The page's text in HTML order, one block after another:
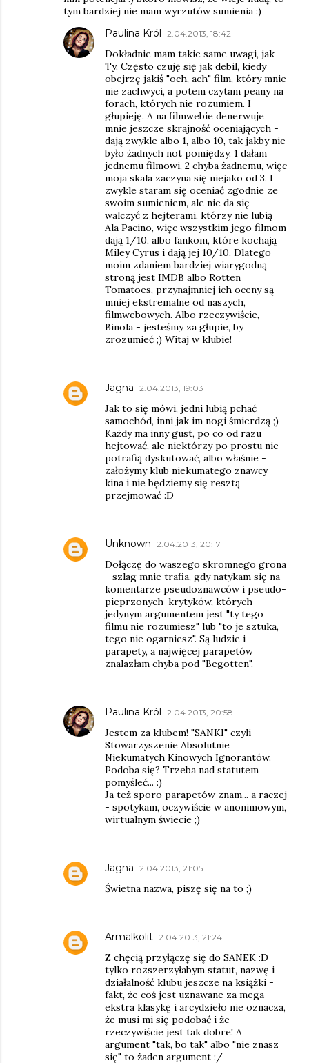
tym bardziej nie mam wyrzutów sumienia :)
Paulina Król 2.04.2013, 18:42
Dokładnie mam takie same uwagi, jak
Ty. Często czuję się jak debil, kiedy
obejrzę jakiś "och, ach" film, który mnie
nie zachwyci, a potem czytam peany na
forach, których nie rozumiem. I
głupieję. A na filmwebie denerwuje
mnie jeszcze skrajność oceniających -
dają zwykle albo 1, albo 10, tak jakby nie
było żadnych not pomiędzy. 1 dałam
jednemu filmowi, 2 chyba żadnemu, więc
moja skala zaczyna się niejako od 3. I
zwykle staram się oceniać zgodnie ze
swoim sumieniem, ale nie da się
walczyć z hejterami, którzy nie lubią
Ala Pacino, więc wszystkim jego filmom
dają 1/10, albo fankom, które kochają
Miley Cyrus i dają jej 10/10. Dlatego
moim zdaniem bardziej wiarygodną
stroną jest IMDB albo Rotten
Tomatoes, przynajmniej ich oceny są
mniej ekstremalne od naszych,
filmwebowych. Albo rzeczywiście,
Binola - jesteśmy za głupie, by
zrozumieć ;) Witaj w klubie!
Jagna 2.04.2013, 19:03
Jak to się mówi, jedni lubią pchać
samochód, inni jak im nogi śmierdzą ;)
Każdy ma inny gust, po co od razu
hejtować, ale niektórzy po prostu nie
potrafią dyskutować, albo właśnie -
założymy klub niekumatego znawcy
kina i nie będziemy się resztą
przejmować :D
Unknown 2.04.2013, 20:17
Dołączę do waszego skromnego grona
- szlag mnie trafia, gdy natykam się na
komentarze pseudoznawców i pseudo-
pieprzonych-krytyków, których
jedynym argumentem jest "ty tego
filmu nie rozumiesz" lub "to je sztuka,
tego nie ogarniesz". Są ludzie i
parapety, a najwięcej parapetów
znalazłam chyba pod "Begotten".
Paulina Król 2.04.2013, 20:58
Jestem za klubem! "SANKI" czyli
Stowarzyszenie Absolutnie
Niekumatych Kinowych Ignorantów.
Podoba się? Trzeba nad statutem
pomyśleć... :)
Ja też sporo parapetów znam... a raczej
- spotykam, oczywiście w anonimowym,
wirtualnym świecie ;)
Jagna 2.04.2013, 21:05
Świetna nazwa, piszę się na to ;)
Armalkolit 2.04.2013, 21:24
Z chęcią przyłączę się do SANEK :D
tylko rozszerzyłabym statut, nazwę i
działalność klubu jeszcze na książki -
fakt, że coś jest uznawane za mega
ekstra klasykę i arcydzieło nie oznacza,
że musi mi się podobać i że
rzeczywiście jest tak dobre! A
argument "tak, bo tak" albo "nie znasz
się" to żaden argument :/